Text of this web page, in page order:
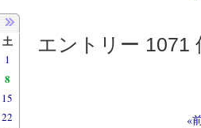
エントリー 1071
«
土
1
8
15
22